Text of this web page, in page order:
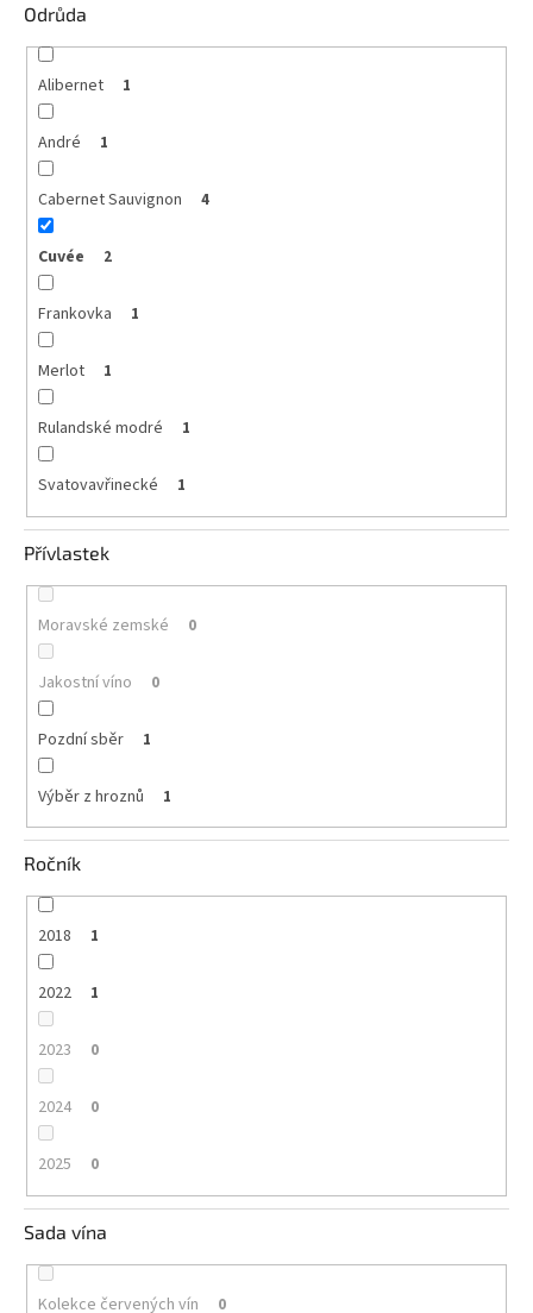
vína
Značky
Přihlášení
Odrůda
Alibernet 1
André 1
Cabernet Sauvignon 4
Cuvée 2
Frankovka 1
Merlot 1
Rulandské modré 1
Svatovavřinecké 1
Přívlastek
Moravské zemské 0
Jakostní víno 0
Pozdní sběr 1
Výběr z hroznů 1
Ročník
2018 1
2022 1
2023 0
2024 0
2025 0
Sada vína
Kolekce červených vín 0